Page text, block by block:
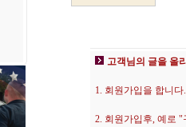
고객님의 글을 올
1. 회원가입을 합니다.
2. 회원가입후, 예로